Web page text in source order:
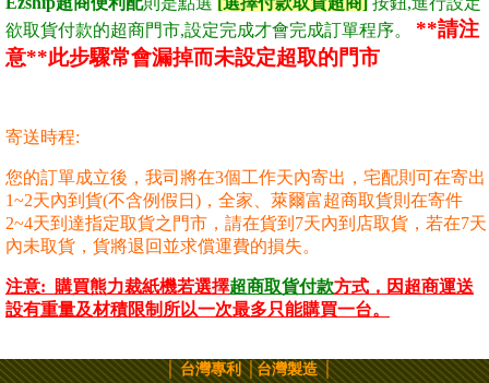
欲取貨付款的超商門市,設定完成才會完成訂單程序。 **請注
意**此步驟常會漏掉而未設定超取的門市
寄送時程:
您的訂單成立後，我司將在3個工作天內寄出， 宅配則可在寄出
1~2天內到貨(不含例假日 ) ，全家、萊爾富超商取貨則在寄件
2~4天到達指定取貨之門市，請在貨到7天內到店取貨，若在7天
內未取貨，貨將退回並求償運費的損失。
注意: 購買熊力裁紙機若選擇超商取貨付款方式，因超商運送
設有重量及材積限制所以一次最多只能購買一台。
│台灣專利 │台灣製造 │